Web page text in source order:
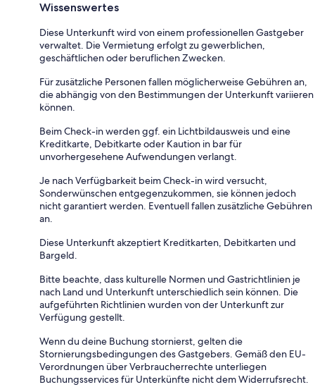
Wissenswertes
Diese Unterkunft wird von einem professionellen Gastgeber
verwaltet. Die Vermietung erfolgt zu gewerblichen,
geschäftlichen oder beruflichen Zwecken.
Für zusätzliche Personen fallen möglicherweise Gebühren an,
die abhängig von den Bestimmungen der Unterkunft variieren
können.
Beim Check-in werden ggf. ein Lichtbildausweis und eine
Kreditkarte, Debitkarte oder Kaution in bar für
unvorhergesehene Aufwendungen verlangt.
Je nach Verfügbarkeit beim Check-in wird versucht,
Sonderwünschen entgegenzukommen, sie können jedoch
nicht garantiert werden. Eventuell fallen zusätzliche Gebühren
an.
Diese Unterkunft akzeptiert Kreditkarten, Debitkarten und
Bargeld.
Bitte beachte, dass kulturelle Normen und Gastrichtlinien je
nach Land und Unterkunft unterschiedlich sein können. Die
aufgeführten Richtlinien wurden von der Unterkunft zur
Verfügung gestellt.
Wenn du deine Buchung stornierst, gelten die
Stornierungsbedingungen des Gastgebers. Gemäß den EU-
Verordnungen über Verbraucherrechte unterliegen
Buchungsservices für Unterkünfte nicht dem Widerrufsrecht.